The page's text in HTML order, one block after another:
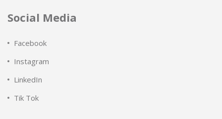
Social Media
Facebook
Instagram
LinkedIn
Tik Tok